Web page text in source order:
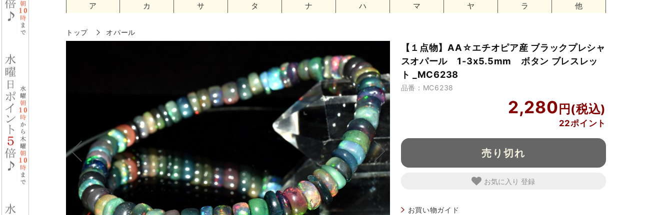
ア カ サ タ ナ ハ マ ヤ ラ 他
トップ オパール
【１点物】AA☆エチオピア産 ブラックプレシャ
スオパール 1-3x5.5mm ボタン ブレスレッ
ト _MC6238
品番：MC6238
2,280
22ポイント
売り切れ
お気に入り
お買い物ガイド